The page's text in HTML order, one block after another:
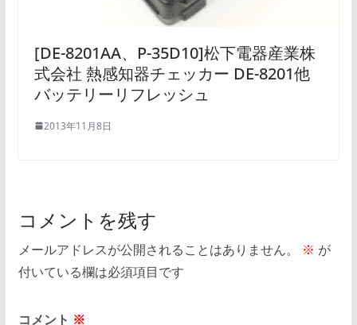
[DE-8201AA、P-35D10]松下電器産業株
式会社 熱感知器チェッカー DE-8201他
バッテリーリフレッシュ
2013年11月8日
コメントを残す
メールアドレスが公開されることはありません。 ※ が
付いている欄は必須項目です
コメント ※